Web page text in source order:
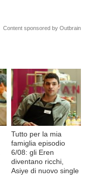
Content sponsored by Outbrain
Tutto per la mia
famiglia episodio
6/08: gli Eren
diventano ricchi,
Asiye di nuovo single